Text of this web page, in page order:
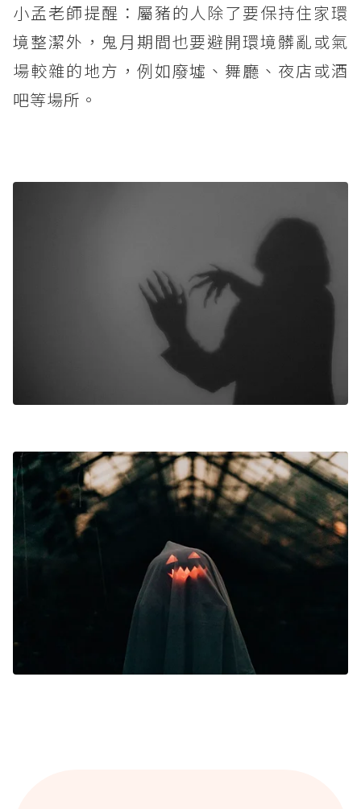
小孟老師提醒：屬豬的人除了要保持住家環
境整潔外，鬼月期間也要避開環境髒亂或氣
場較雜的地方，例如廢墟、舞廳、夜店或酒
吧等場所。